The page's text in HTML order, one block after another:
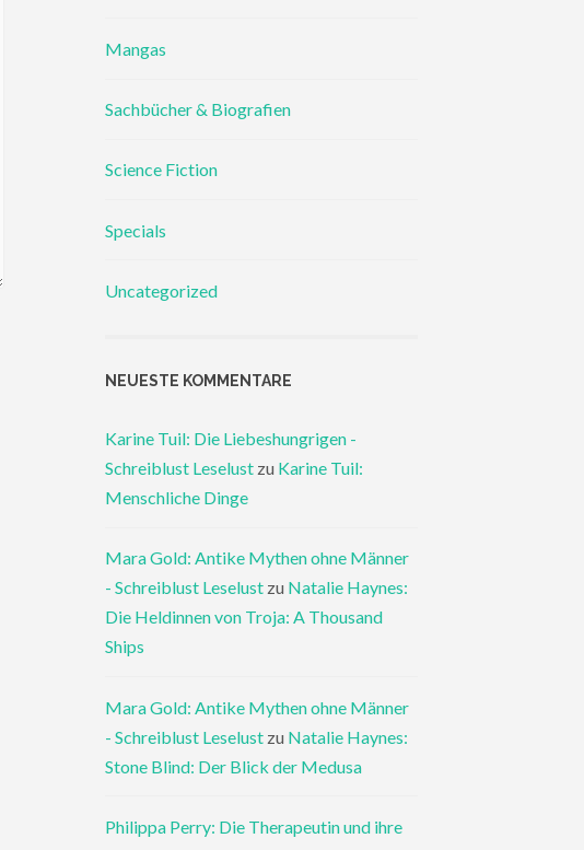
Mangas
Sachbücher & Biografien
Science Fiction
Specials
Uncategorized
NEUESTE KOMMENTARE
Karine Tuil: Die Liebeshungrigen -
Schreiblust Leselust zu Karine Tuil:
Menschliche Dinge
Mara Gold: Antike Mythen ohne Männer
- Schreiblust Leselust zu Natalie Haynes:
Die Heldinnen von Troja: A Thousand
Ships
Mara Gold: Antike Mythen ohne Männer
- Schreiblust Leselust zu Natalie Haynes:
Stone Blind: Der Blick der Medusa
Philippa Perry: Die Therapeutin und ihre